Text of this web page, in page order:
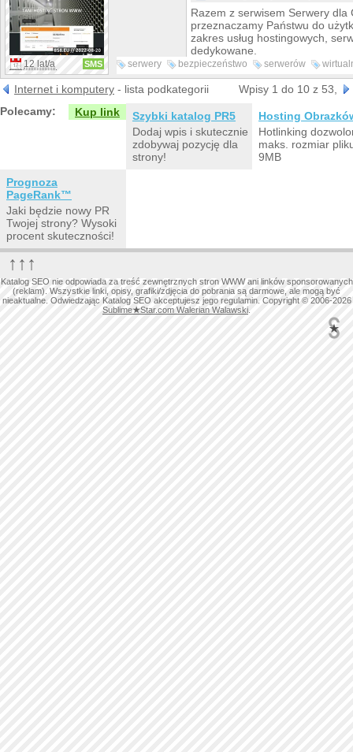
odwiedzenia naszego sklepu
12 lat/a SMS
Razem z serwisem Serwery dla
przeznaczamy Państwu do
zakres usług hostingowych,
dedykowane.
serwery bezpieczeństwo serwerów
tanie
serwerydla center obliczeniowa
Internet i komputery - lista podkategorii
Wpisy 1 do 10 z 53,
Polecamy:
Kup link
Szybki katalog PR5
Dodaj wpis i skutecznie
zdobywaj pozycję dla
strony!
Hosting
Hotlinking
maks. rozmiar
9MB
Prognoza
PageRank™
Jaki będzie nowy PR
Twojej strony? Wysoki
procent skuteczności!
↑↑↑
Katalog SEO nie odpowiada za treść zewnętrznych stron WWW ani linków sponsorowanych
(reklam). Wszystkie linki, opisy, grafiki/zdjęcia do pobrania są darmowe, ale mogą być
nieaktualne. Odwiedzając Katalog SEO akceptujesz jego regulamin. Copyright © 2006-2026
Sublime★Star.com Walerian Walawski